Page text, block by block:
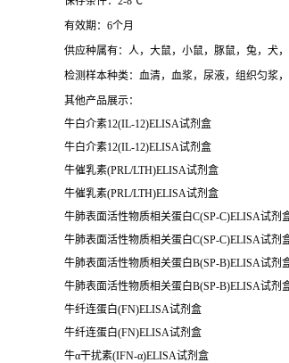
有效期：6个月
供应种属有：人，大鼠，小鼠，豚鼠，兔，犬
检测样本种类：血清，血浆，尿液，组织匀浆
其他产品展示：
牛白介素12(IL-12)ELISA试剂盒
牛白介素12(IL-12)ELISA试剂盒
牛催乳素(PRL/LTH)ELISA试剂盒
牛催乳素(PRL/LTH)ELISA试剂盒
牛肺表面活性物质相关蛋白C(SP-C)ELISA试剂
牛肺表面活性物质相关蛋白C(SP-C)ELISA试剂
牛肺表面活性物质相关蛋白B(SP-B)ELISA试剂
牛肺表面活性物质相关蛋白B(SP-B)ELISA试剂
牛纤连蛋白(FN)ELISA试剂盒
牛纤连蛋白(FN)ELISA试剂盒
牛α干扰素(IFN-α)ELISA试剂盒